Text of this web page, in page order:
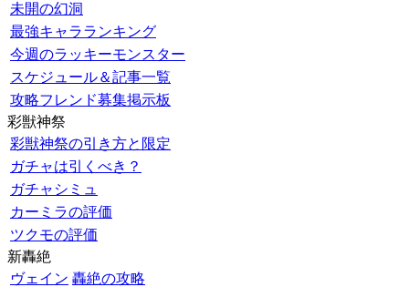
未開の幻洞
最強キャラランキング
今週のラッキーモンスター
スケジュール＆記事一覧
攻略フレンド募集掲示板
彩獣神祭
彩獣神祭の引き方と限定
ガチャは引くべき？
ガチャシミュ
カーミラの評価
ツクモの評価
新轟絶
ヴェイン 轟絶の攻略